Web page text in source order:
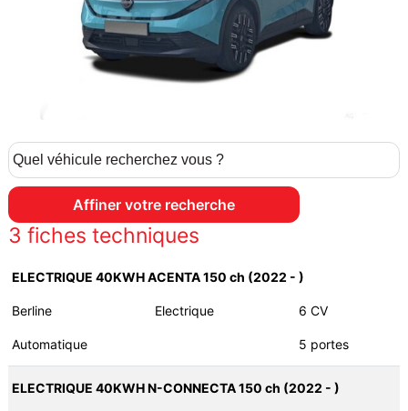
3 fiches techniques
ELECTRIQUE 40KWH ACENTA 150 ch (2022 - )
Berline Electrique 6 CV
Automatique 5 portes
ELECTRIQUE 40KWH N-CONNECTA 150 ch (2022 - )